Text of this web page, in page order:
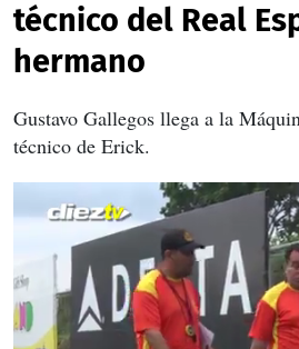
técnico del Real
hermano
Gustavo Gallegos llega a la
técnico de Erick.